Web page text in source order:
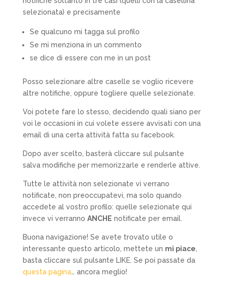
selezionata) e precisamente
Se qualcuno mi tagga sul profilo
Se mi menziona in un commento
se dice di essere con me in un post
Posso selezionare altre caselle se voglio ricevere
altre notifiche, oppure togliere quelle selezionate.
Voi potete fare lo stesso, decidendo quali siano per
voi le occasioni in cui volete essere avvisati con una
email di una certa attività fatta su facebook.
Dopo aver scelto, basterà cliccare sul pulsante
salva modifiche per memorizzarle e renderle attive.
Tutte le attività non selezionate vi verrano
notificate, non preoccupatevi, ma solo quando
accedete al vostro profilo: quelle selezionate qui
invece vi verranno ANCHE notificate per email.
Buona navigazione! Se avete trovato utile o
interessante questo articolo, mettete un mi piace
basta cliccare sul pulsante LIKE. Se poi passate da
questa pagina… ancora meglio!